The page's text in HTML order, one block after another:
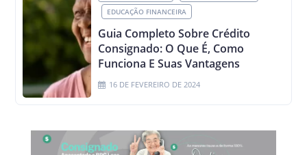
EDUCAÇÃO FINANCEIRA
Guia Completo Sobre Crédito
Consignado: O Que É, Como
Funciona E Suas Vantagens
16 DE FEVEREIRO DE 2024